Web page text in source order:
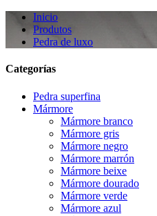
Inicio
Produtos
Pedra de luxo
Categorías
Pedra superfina
Mármore
Mármore branco
Mármore gris
Mármore negro
Mármore marrón
Mármore beixe
Mármore dourado
Mármore verde
Mármore azul